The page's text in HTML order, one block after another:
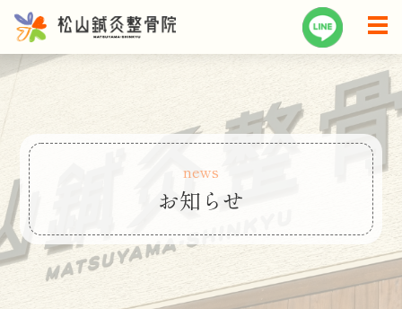
news
お知らせ